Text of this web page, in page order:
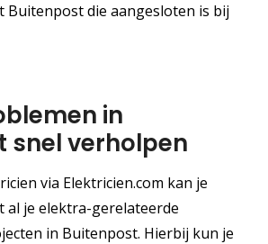
Buitenpost die aangesloten is bij
in
snel verholpen
via Elektricien.com kan je
al je elektra-gerelateerde
in Buitenpost. Hierbij kun je